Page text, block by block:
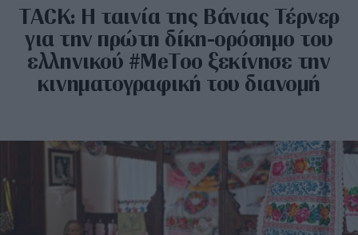
TACK: Η ταινία της Βάνιας Τέρνερ
για την πρώτη δίκη-ορόσημο του
ελληνικού #MeToo ξεκίνησε την
κινηματογραφική του διανομή